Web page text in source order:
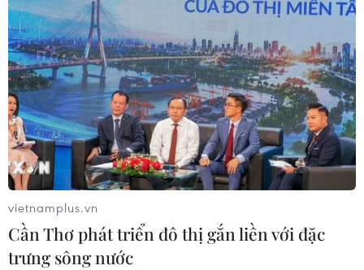
vietnamplus.vn
Cần Thơ phát triển đô thị gắn liền với đặc
trưng sông nước